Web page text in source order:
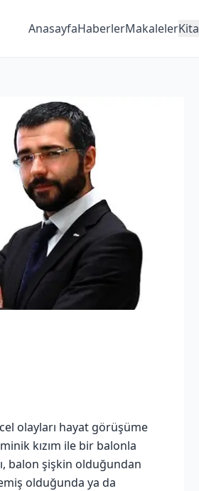
AnasayfaHaberlerMakaleler
olayları hayat görüşüme
kızım ile bir balonla
balon şişkin olduğundan
olduğunda ya da